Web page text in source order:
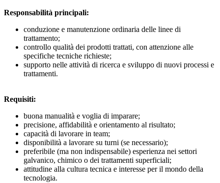
Responsabilità principali:
conduzione e manutenzione ordinaria delle linee di
trattamento;
controllo qualità dei prodotti trattati, con attenzione alle
specifiche tecniche richieste;
supporto nelle attività di ricerca e sviluppo di nuovi processi e
trattamenti.
Requisiti:
buona manualità e voglia di imparare;
precisione, affidabilità e orientamento al risultato;
capacità di lavorare in team;
disponibilità a lavorare su turni (se necessario);
preferibile (ma non indispensabile) esperienza nei settori
galvanico, chimico o dei trattamenti superficiali;
attitudine alla cultura tecnica e interesse per il mondo della
tecnologia.